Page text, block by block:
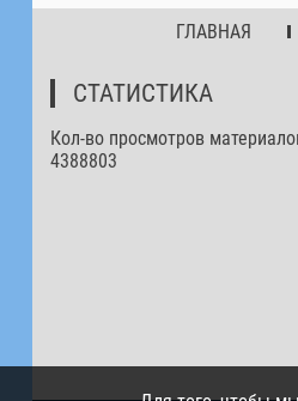
ГЛАВНАЯ
СТАТИСТИКА
Кол-во просмотров
4388803